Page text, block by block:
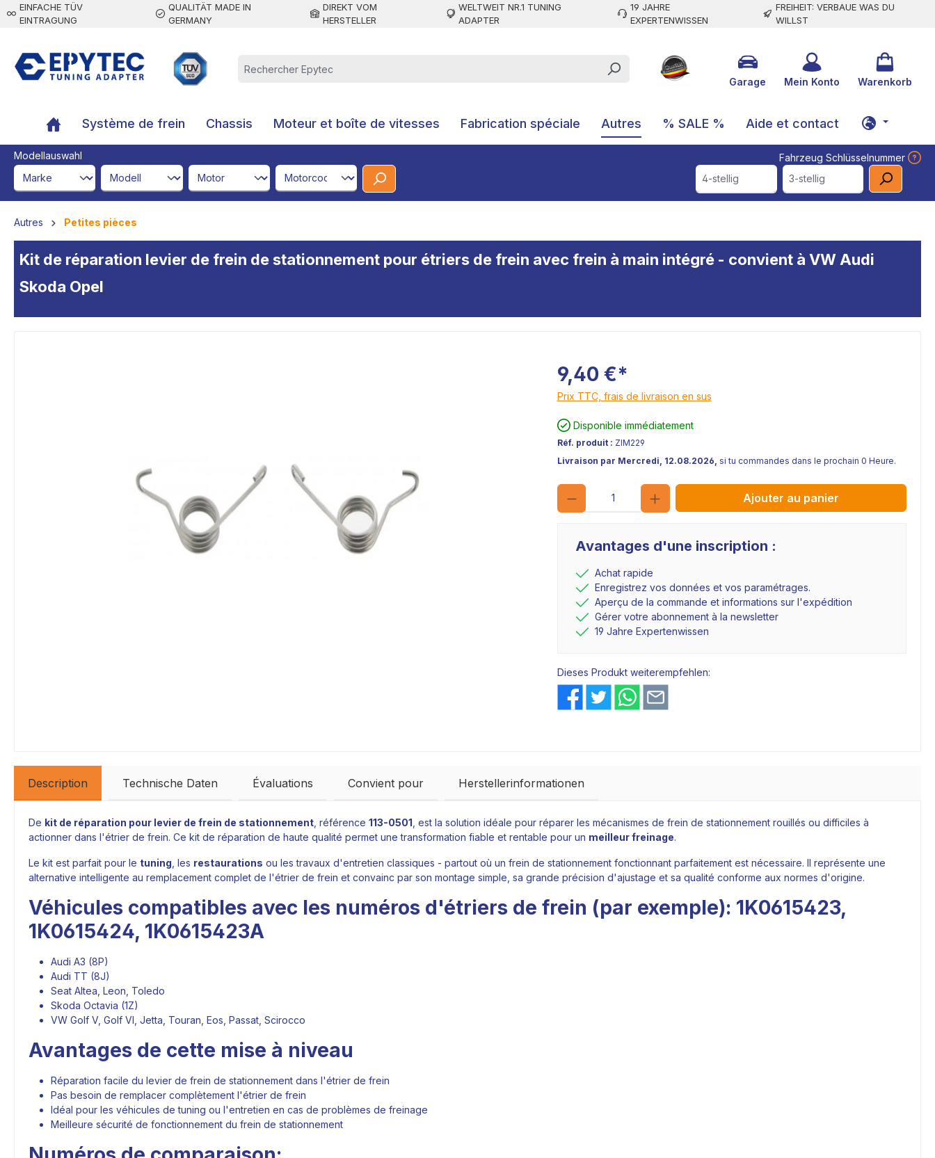
principal
EINFACHE TÜV
EINTRAGUNG
QUALITÄT MADE IN
GERMANY
DIREKT VOM
HERSTELLER
WELTWEIT NR.1 TUNING
ADAPTER
19 JAHRE
EXPERTENWISSEN
FREIHEIT: VERBAUE WAS DU
WILLST
Garage Mein Konto Warenkorb
Système de frein Chassis Moteur et boîte de vitesses Fabrication spéciale Autres % SALE % Aide et contact
Modellauswahl
Fahrzeug Schlüsselnummer
brandId
modelId engineId engineCodeId 4-stellig 3-stellig
Autres Petites pièces
Kit de réparation levier de frein de stationnement pour étriers de frein avec frein à main intégré - convient à VW Audi
Skoda Opel
9,40 €*
Prix TTC, frais de livraison en sus
Disponible immédiatement
Réf. produit : ZIM229
Livraison par Mercredi, 12.08.2026, si tu commandes dans le prochain 0 Heure.
Quantité
Ajouter au panier
Avantages d'une inscription :
Achat rapide
Enregistrez vos données et vos paramétrages.
Aperçu de la commande et informations sur l'expédition
Gérer votre abonnement à la newsletter
19 Jahre Expertenwissen
Dieses Produkt weiterempfehlen:
Description Technische Daten Évaluations Convient pour Herstellerinformationen
De kit de réparation pour levier de frein de stationnement , référence 113-0501 , est la solution idéale pour réparer les mécanismes de frein de stationnement rouillés ou difficiles à
actionner dans l'étrier de frein. Ce kit de réparation de haute qualité permet une transformation fiable et rentable pour un meilleur freinage.
Le kit est parfait pour le tuning , les restaurations ou les travaux d'entretien classiques - partout où un frein de stationnement fonctionnant parfaitement est nécessaire. Il représente une
alternative intelligente au remplacement complet de l'étrier de frein et convainc par son montage simple, sa grande précision d'ajustage et sa qualité conforme aux normes d'origine.
Véhicules compatibles avec les numéros d'étriers de frein (par exemple): 1K0615423,
1K0615424, 1K0615423A
Audi A3 (8P)
Audi TT (8J)
Seat Altea, Leon, Toledo
Skoda Octavia (1Z)
VW Golf V, Golf VI, Jetta, Touran, Eos, Passat, Scirocco
Avantages de cette mise à niveau
Réparation facile du levier de frein de stationnement dans l'étrier de frein
Pas besoin de remplacer complètement l'étrier de frein
Idéal pour les véhicules de tuning ou l'entretien en cas de problèmes de freinage
Meilleure sécurité de fonctionnement du frein de stationnement